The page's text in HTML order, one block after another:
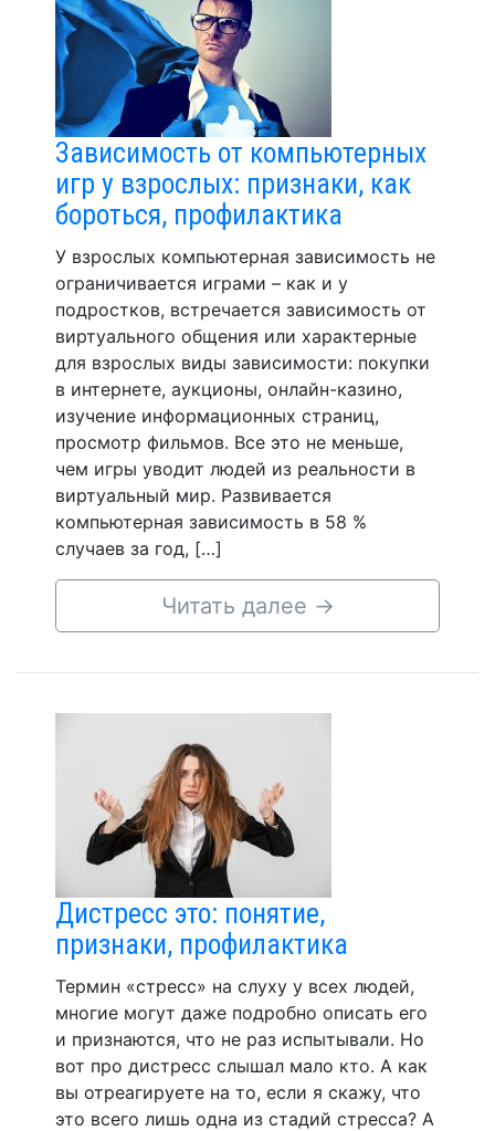
Зависимость от компьютерных
игр у взрослых: признаки, как
бороться, профилактика
У взрослых компьютерная зависимость не
ограничивается играми – как и у
подростков, встречается зависимость от
виртуального общения или характерные
для взрослых виды зависимости: покупки
в интернете, аукционы, онлайн-казино,
изучение информационных страниц,
просмотр фильмов. Все это не меньше,
чем игры уводит людей из реальности в
виртуальный мир. Развивается
компьютерная зависимость в 58 %
случаев за год, […]
Читать далее →
Дистресс это: понятие,
признаки, профилактика
Термин «стресс» на слуху у всех людей,
многие могут даже подробно описать его
и признаются, что не раз испытывали. Но
вот про дистресс слышал мало кто. А как
вы отреагируете на то, если я скажу, что
это всего лишь одна из стадий стресса? А